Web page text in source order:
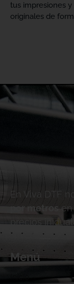
tus impresiones
originales de
En Viva DTF
por metros
precios
Menú